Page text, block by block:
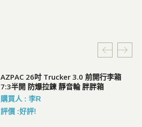
AZPAC 26吋 Trucker 3.0 前開行李箱
7:3半開 防爆拉鍊 靜音輪 胖胖箱
購買人 : 李R
評價 :好評!